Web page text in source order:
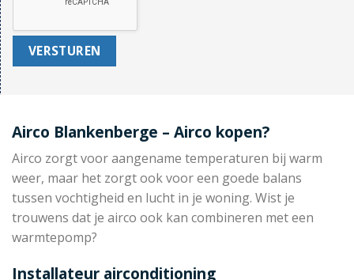
Airco Blankenberge – Airco kopen?
Airco zorgt voor aangename temperaturen bij warm
weer, maar het zorgt ook voor een goede balans
tussen vochtigheid en lucht in je woning. Wist je
trouwens dat je airco ook kan combineren met een
warmtepomp?
Installateur airconditioning